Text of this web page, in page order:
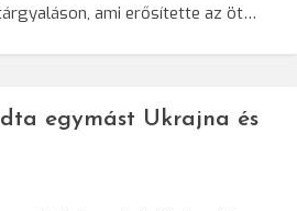
ami erősítette az öt…
egymást Ukrajna és